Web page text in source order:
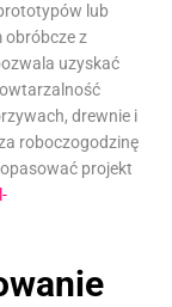
lub
obróbcze z
uzyskać
drewnie i
roboczogodzinę
projekt